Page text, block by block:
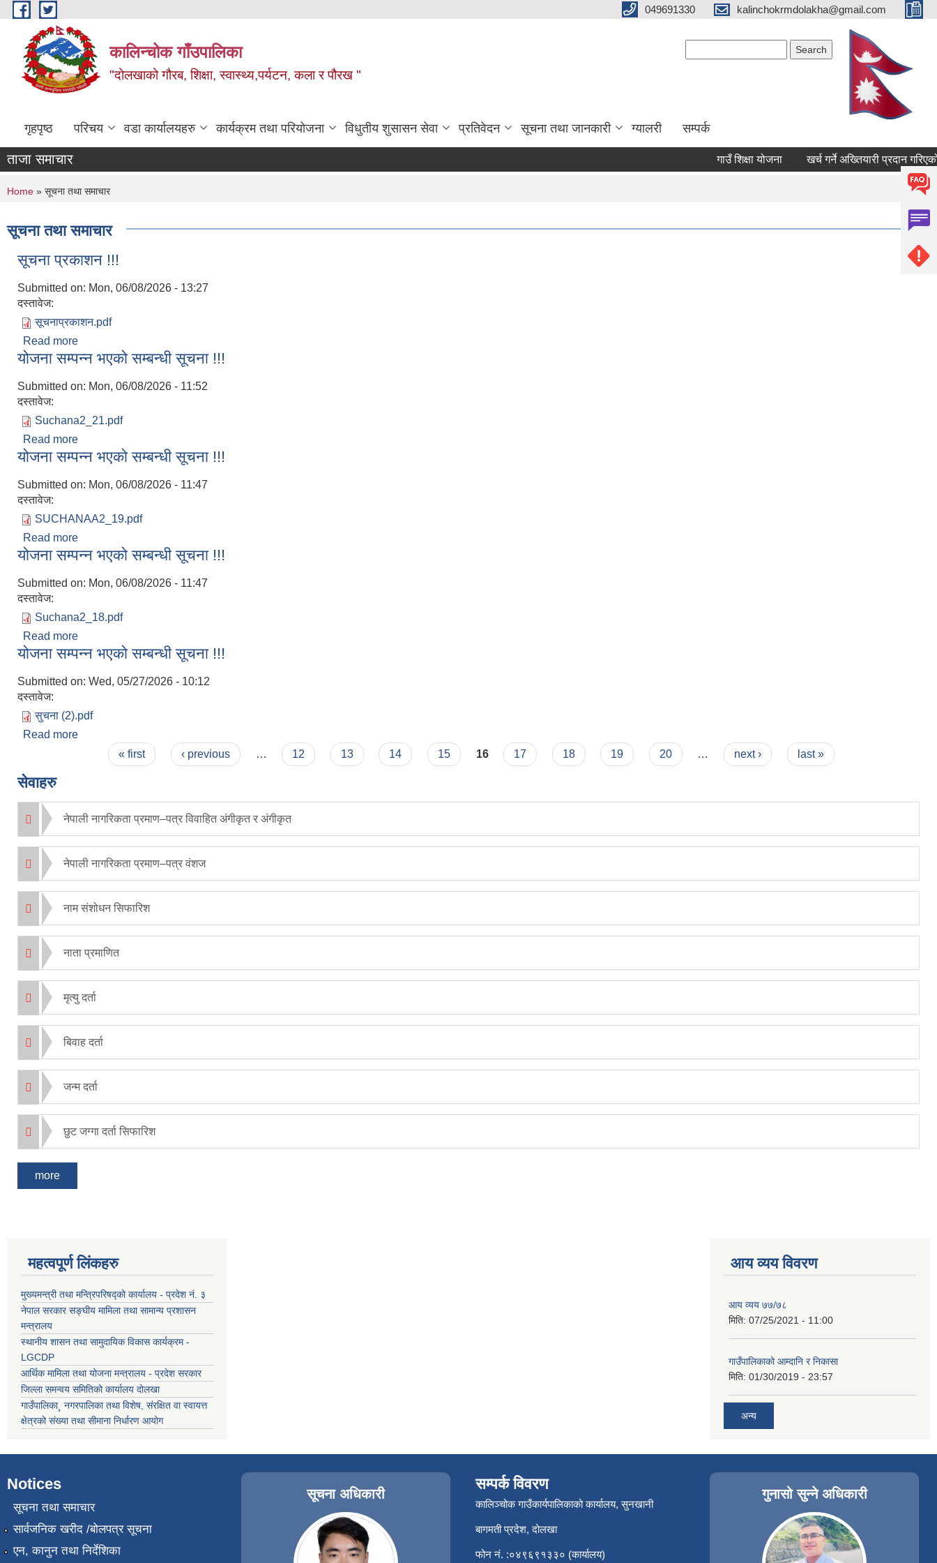
Skip to main content 049691330 kalinchokrmdolakha@gmail.com
कालिन्चोक गाँउपालिका
"दोलखाको गौरब, शिक्षा, स्वास्थ्य,पर्यटन, कला र पौरख "
गृहपृष्ठ परिचय वडा कार्यालयहरु कार्यक्रम तथा परियोजना विधुतीय शुसासन सेवा प्रतिवेदन सूचना तथा जानकारी ग्यालरी सम्पर्क
ताजा समाचार गाउँ शिक्षा योजना खर्च गर्ने अख्तियारी प्रदान गरिएको
You are here
Home » सूचना तथा समाचार
सूचना तथा समाचार
सूचना प्रकाशन !!!
Submitted on: Mon, 06/08/2026 - 13:27
दस्तावेज:
सूचनाप्रकाशन.pdf
Read more
योजना सम्पन्न भएको सम्बन्धी सूचना !!!
Submitted on: Mon, 06/08/2026 - 11:52
दस्तावेज:
Suchana2_21.pdf
Read more
योजना सम्पन्न भएको सम्बन्धी सूचना !!!
Submitted on: Mon, 06/08/2026 - 11:47
दस्तावेज:
SUCHANAA2_19.pdf
Read more
योजना सम्पन्न भएको सम्बन्धी सूचना !!!
Submitted on: Mon, 06/08/2026 - 11:47
दस्तावेज:
Suchana2_18.pdf
Read more
योजना सम्पन्न भएको सम्बन्धी सूचना !!!
Submitted on: Wed, 05/27/2026 - 10:12
दस्तावेज:
सुचना (2).pdf
Read more
« first ‹ previous … 12 13 14 15 16 17 18 19 20 … next › last »
सेवाहरु
नेपाली नागरिकता प्रमाण–पत्र विवाहित अंगीकृत र अंगीकृत
नेपाली नागरिकता प्रमाण–पत्र वंशज
नाम संशोधन सिफारिश
नाता प्रमाणित
मृत्यु दर्ता
बिवाह दर्ता
जन्म दर्ता
छुट जग्गा दर्ता सिफारिश
more
महत्वपूर्ण लिंकहरु
मुख्यमन्त्री तथा मन्त्रिपरिषद्को कार्यालय - प्रदेश नं. ३
नेपाल सरकार सङ्घीय मामिला तथा सामान्य प्रशासन
मन्त्रालय
स्थानीय शासन तथा सामुदायिक विकास कार्यक्रम -
LGCDP
आर्थिक मामिला तथा योजना मन्त्रालय - प्रदेश सरकार
जिल्ला समन्वय समितिको कार्यालय दोलखा
गाउँपालिका¸ नगरपालिका तथा विशेष, संरक्षित वा स्वायत्त
क्षेत्रको संख्या तथा सीमाना निर्धारण आयोग
आय व्यय विवरण
आय व्यय ७७/७८
मिति: 07/25/2021 - 11:00
गाउँपालिकाको आम्दानि र निकासा
मिति: 01/30/2019 - 23:57
अन्य
Notices
सूचना तथा समाचार
सार्वजनिक खरीद /बोलपत्र सूचना
एन, कानुन तथा निर्देशिका
सूचना अधिकारी
सम्पर्क विवरण
कालिञ्चोक गाउँकार्यपालिकाको कार्यालय, सुनखानी
बागमती प्रदेश, दोलखा
फोन नं. :०४९६९१३३० (कार्यालय)
गुनासो सुन्ने अधिकारी